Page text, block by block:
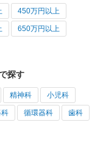
450万円以上
650万円以上
探す
精神科 小児科
循環器科 歯科